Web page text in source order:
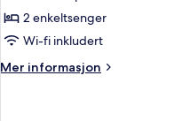
av
Cozy
Twin
2 enkeltsenger
Wi-fi inkludert
Mer informasjon
Mer